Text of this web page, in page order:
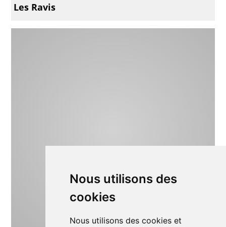
Nous utilisons des
cookies
Nous utilisons des cookies et
Les Ravis